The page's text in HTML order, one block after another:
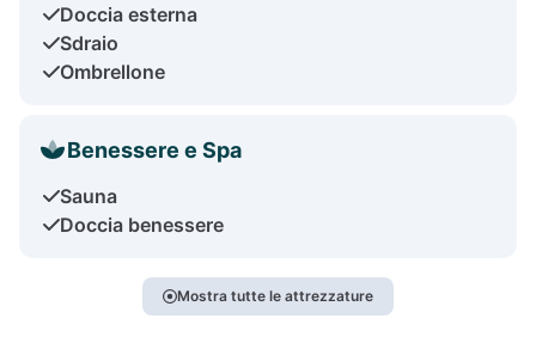
Doccia esterna
Sdraio
Ombrellone
Benessere e Spa
Sauna
Doccia benessere
Mostra tutte le attrezzature